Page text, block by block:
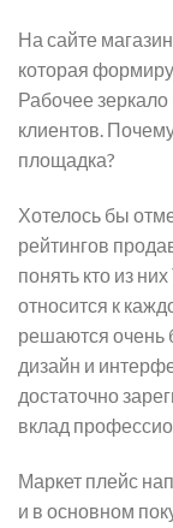
На сайте
которая
Рабочее
клиентов.
площадка?
Хотелось бы
рейтингов
понять кто из
относится к
решаются очень
дизайн и
достаточно
вклад
Маркет плейс
и в основном